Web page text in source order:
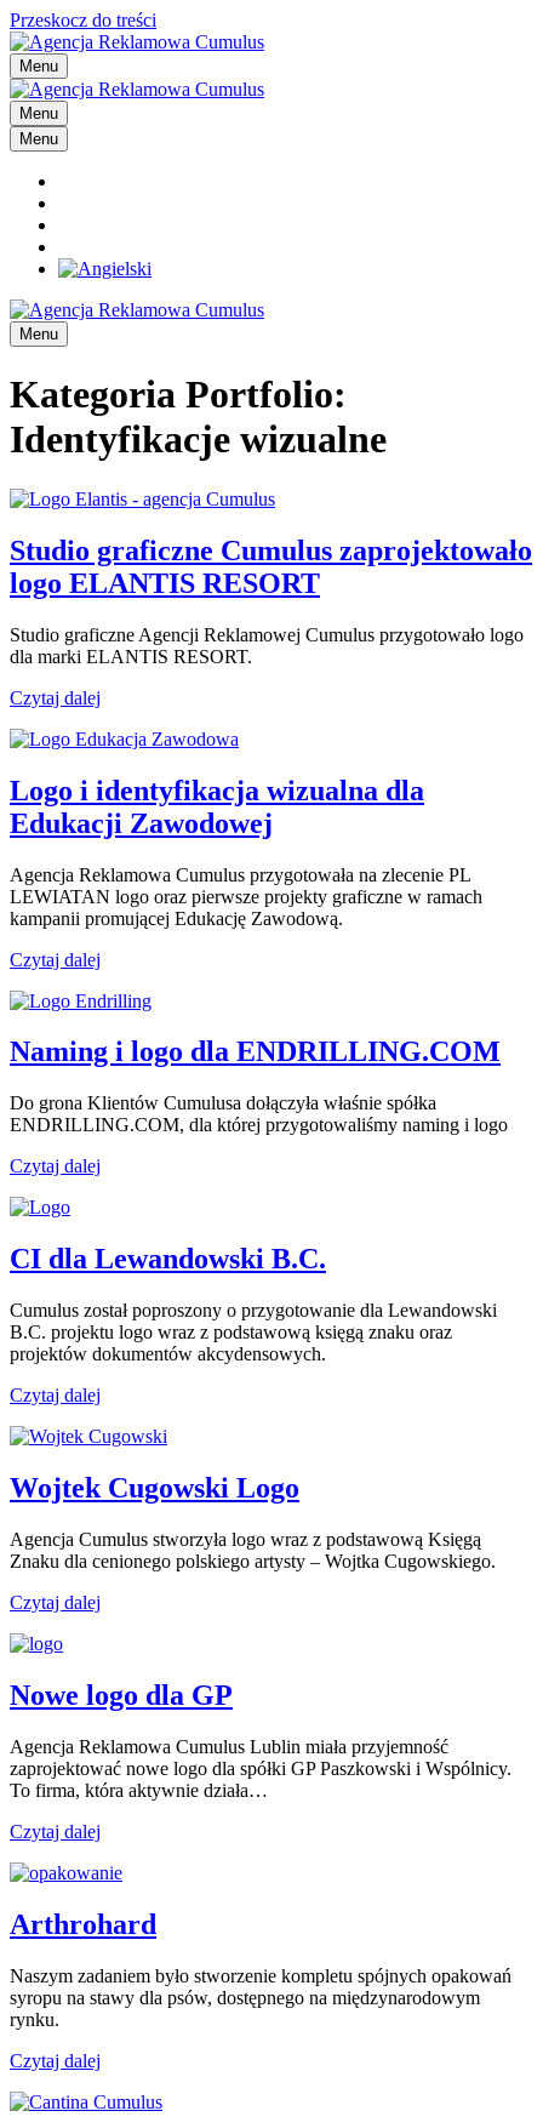
Przeskocz do treści
Menu
Menu
Menu
Menu
Kategoria Portfolio:
Identyfikacje wizualne
Studio graficzne Cumulus zaprojektowało
logo ELANTIS RESORT
Studio graficzne Agencji Reklamowej Cumulus przygotowało logo
dla marki ELANTIS RESORT.
Czytaj dalej
Logo i identyfikacja wizualna dla
Edukacji Zawodowej
Agencja Reklamowa Cumulus przygotowała na zlecenie PL
LEWIATAN logo oraz pierwsze projekty graficzne w ramach
kampanii promującej Edukację Zawodową.
Czytaj dalej
Naming i logo dla ENDRILLING.COM
Do grona Klientów Cumulusa dołączyła właśnie spółka
ENDRILLING.COM, dla której przygotowaliśmy naming i logo
Czytaj dalej
CI dla Lewandowski B.C.
Cumulus został poproszony o przygotowanie dla Lewandowski
B.C. projektu logo wraz z podstawową księgą znaku oraz
projektów dokumentów akcydensowych.
Czytaj dalej
Wojtek Cugowski Logo
Agencja Cumulus stworzyła logo wraz z podstawową Księgą
Znaku dla cenionego polskiego artysty – Wojtka Cugowskiego.
Czytaj dalej
Nowe logo dla GP
Agencja Reklamowa Cumulus Lublin miała przyjemność
zaprojektować nowe logo dla spółki GP Paszkowski i Wspólnicy.
To firma, która aktywnie działa…
Czytaj dalej
Arthrohard
Naszym zadaniem było stworzenie kompletu spójnych opakowań
syropu na stawy dla psów, dostępnego na międzynarodowym
rynku.
Czytaj dalej